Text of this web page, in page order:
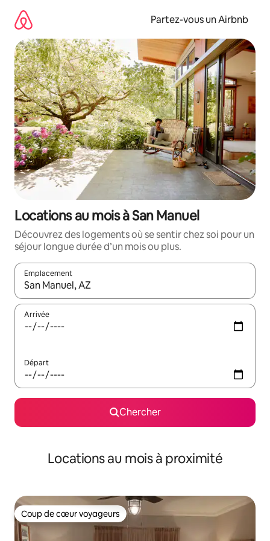
directement
contenu
Partez-vous un Airbnb
Locations au mois à San Manuel
Découvrez des logements où se sentir chez soi pour un
séjour longue durée d’un mois ou plus.
Emplacement
Quand les résultats sont affichés, parcourez-les en utilisant
Arrivée
Départ
Chercher
Locations au mois à proximité
Coup de cœur voyageurs
Coup de cœur voyageurs